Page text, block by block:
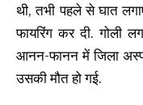
थी, तभी पहले से घात
फायरिंग कर दी. गोली
आनन-फानन में जिला
उसकी मौत हो गई.